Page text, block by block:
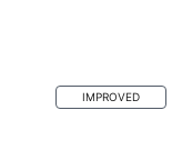
IMPROVED